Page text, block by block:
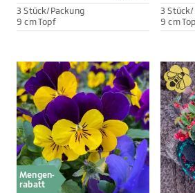
3 Stück/Packung
9 cm Topf
3
9 cm
Mengen-
rabatt